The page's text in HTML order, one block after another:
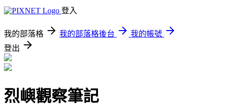
登入
我的部落格 我的部落格後台
我的帳號
登出
烈嶼觀察筆記